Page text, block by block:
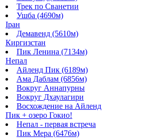
Трек по Сванетии
Ушба (4690м)
Іран
Демавенд (5610м)
Киргизстан
Пик Ленина (7134м)
Непал
Айленд Пик (6189м)
Ама Даблам (6856м)
Вокруг Аннапурны
Вокруг Дхаулагири
Восхождение на Айленд
Пик + озеро Гокио!
Непал - первая встреча
Пик Мера (6476м)